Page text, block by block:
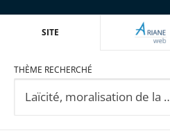
SITE
THÈME RECHERCHÉ